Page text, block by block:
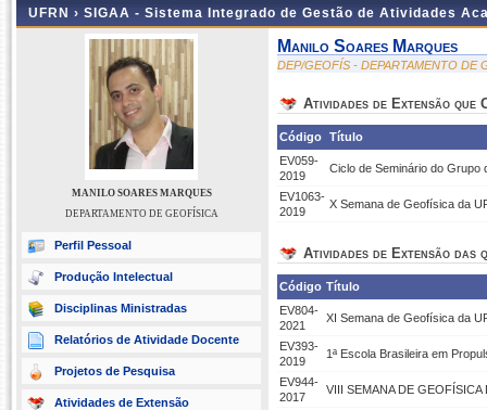
UFRN › SIGAA - Sistema Integrado de Gestão de Atividades
MANILO SOARES MARQUES
DEPARTAMENTO DE GEOFÍSICA
Perfil Pessoal
Produção Intelectual
Disciplinas Ministradas
Relatórios de Atividade Docente
Projetos de Pesquisa
Atividades de Extensão
Manilo Soares Marques
DEP/GEOFÍS - DEPARTAMENTO DE
Atividades de Extensão que
Código Título
EV059-
2019
Ciclo de Seminário do
EV1063-
2019
X Semana de Geofísica da
Atividades de Extensão das
Código Título
EV804-
2021
XI Semana de Geofísica da
EV393-
2019
1ª Escola Brasileira em
EV944-
2017
VIII SEMANA DE GEOFÍSICA